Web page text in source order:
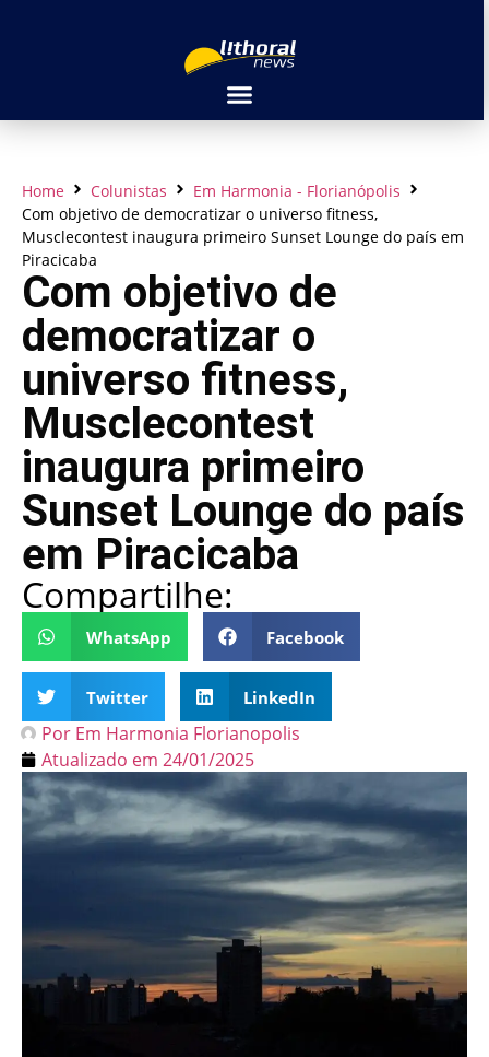
Home Colunistas
Em Harmonia - Florianópolis
Com objetivo de democratizar o universo fitness,
Musclecontest inaugura primeiro Sunset Lounge do país em
Piracicaba
Com objetivo de
democratizar o
universo fitness,
Musclecontest
inaugura primeiro
Sunset Lounge do país
em Piracicaba
Compartilhe:
WhatsApp Facebook
Twitter LinkedIn
Por Em Harmonia Florianopolis
Atualizado em 24/01/2025